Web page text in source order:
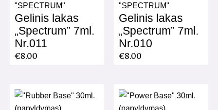
"SPECTRUM"
Gelinis lakas
„Spectrum” 7ml.
Nr.011
€8.00
"SPECTRUM"
Gelinis lakas
„Spectrum” 7ml.
Nr.010
€8.00